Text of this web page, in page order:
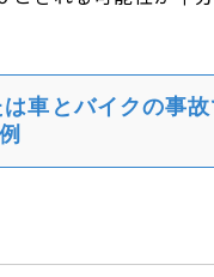
車とバイクの事